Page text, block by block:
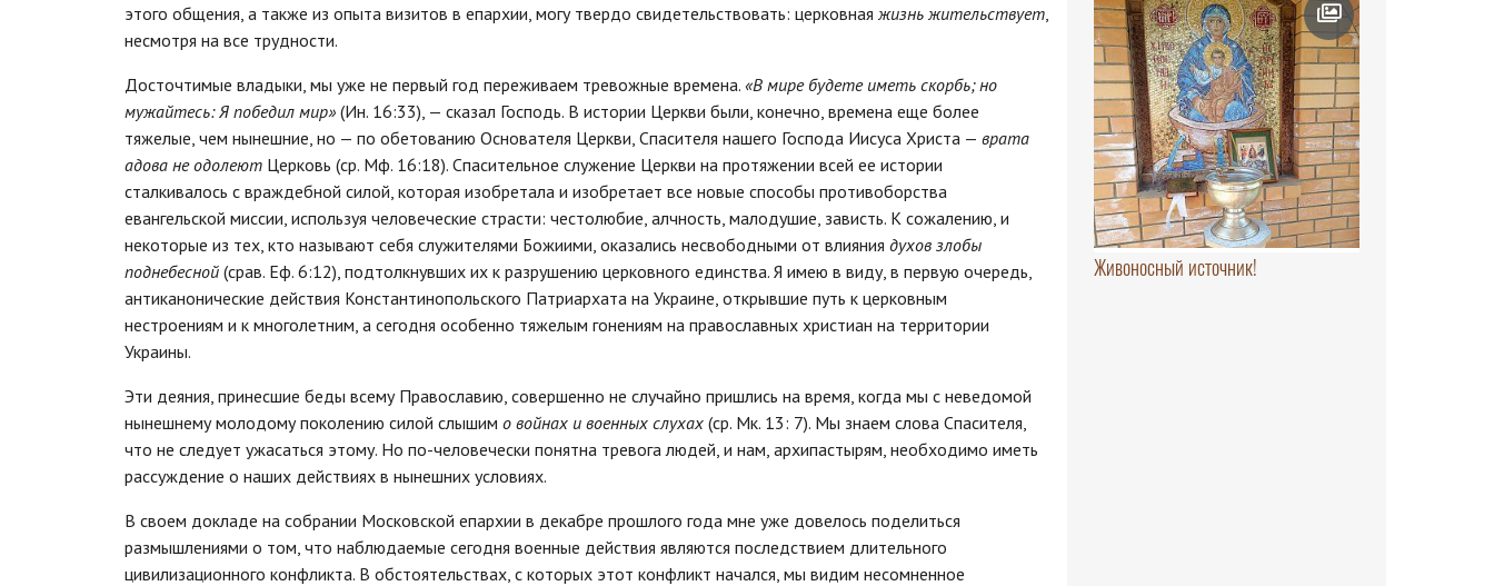
этого общения, а также из опыта визитов в епархии, могу твердо свидетельствовать: церковная жизнь жительствует
несмотря на все трудности.
Досточтимые владыки, мы уже не первый год переживаем тревожные времена. «В мире будете иметь скорбь; но
мужайтесь: Я победил мир» (Ин. 16:33), — сказал Господь. В истории Церкви были, конечно, времена еще более
тяжелые, чем нынешние, но — по обетованию Основателя Церкви, Спасителя нашего Господа Иисуса Христа — врата
адова не одолеют Церковь (ср. Мф. 16:18). Спасительное служение Церкви на протяжении всей ее истории
сталкивалось с враждебной силой, которая изобретала и изобретает все новые способы противоборства
евангельской миссии, используя человеческие страсти: честолюбие, алчность, малодушие, зависть. К сожалению, и
некоторые из тех, кто называют себя служителями Божиими, оказались несвободными от влияния духов злобы
поднебесной (срав. Еф. 6:12), подтолкнувших их к разрушению церковного единства. Я имею в виду, в первую очередь,
антиканонические действия Константинопольского Патриархата на Украине, открывшие путь к церковным
нестроениям и к многолетним, а сегодня особенно тяжелым гонениям на православных христиан на территории
Украины.
Эти деяния, принесшие беды всему Православию, совершенно не случайно пришлись на время, когда мы с неведомой
нынешнему молодому поколению силой слышим о войнах и военных слухах (ср. Мк. 13: 7). Мы знаем слова Спасителя,
что не следует ужасаться этому. Но по-человечески понятна тревога людей, и нам, архипастырям, необходимо иметь
рассуждение о наших действиях в нынешних условиях.
В своем докладе на собрании Московской епархии в декабре прошлого года мне уже довелось поделиться
размышлениями о том, что наблюдаемые сегодня военные действия являются последствием длительного
цивилизационного конфликта. В обстоятельствах, с которых этот конфликт начался, мы видим несомненное
Живоносный источник!